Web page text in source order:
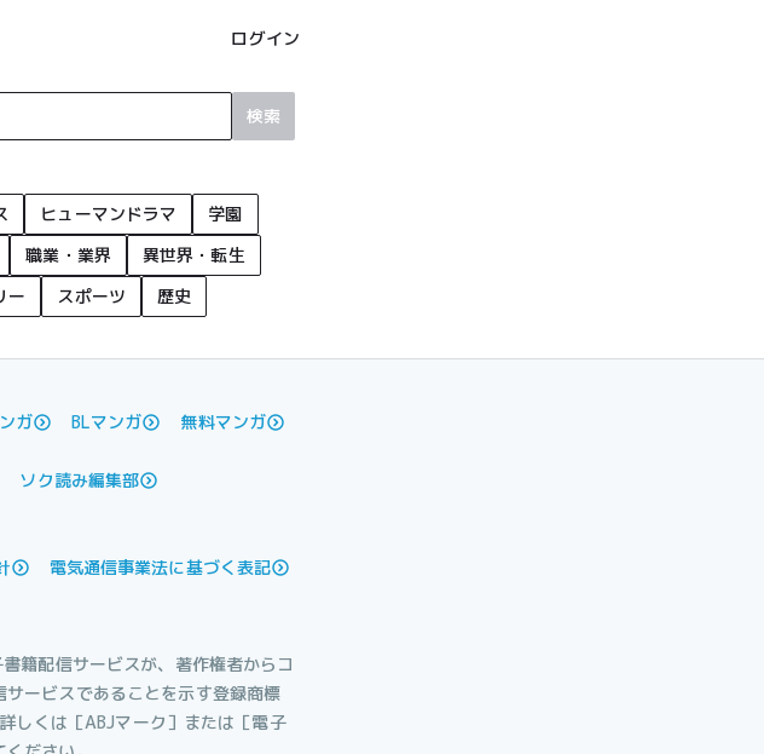
ログイン
検索
ヒューマンドラマ
学園
職業・業界
異世界・転生
ー スポーツ
歴史
ガ BLマンガ 無料マンガ
ソク読み編集部
電気通信事業法に基づく表記
籍配信サービスが、著作権者からコ
ービスであることを示す登録商標
しくは［ABJマーク］または［電子